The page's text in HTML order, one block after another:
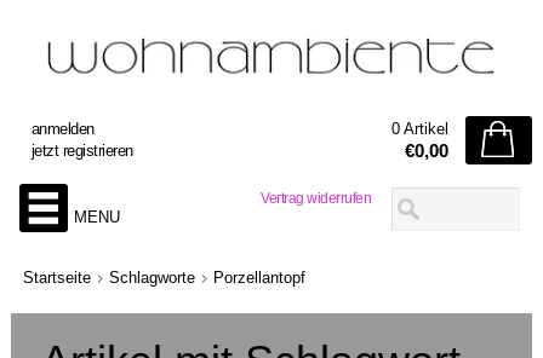
Vertrag widerrufen
anmelden
jetzt registrieren
0 Artikel
€0,00
MENU
Startseite Schlagworte Porzellantopf